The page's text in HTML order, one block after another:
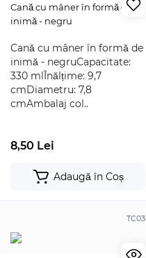
Cană cu mâner în formă de
inimă - negru
Cană cu mâner în formă de
inimă - negruCapacitate:
330 mlÎnălțime: 9,7
cmDiametru: 7,8
cmAmbalaj col..
8,50 Lei
Adaugă în Coș
TC03